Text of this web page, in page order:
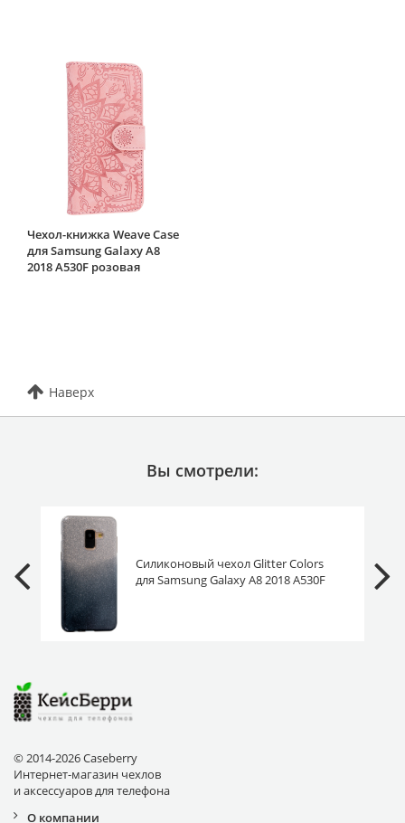
Чехол-книжка Weave Case
для Samsung Galaxy A8
2018 A530F розовая
Наверх
Вы смотрели:
Силиконовый чехол Glitter Colors
для Samsung Galaxy A8 2018 A530F
© 2014-2026 Caseberry
Интернет-магазин чехлов
и аксессуаров для телефона
О компании